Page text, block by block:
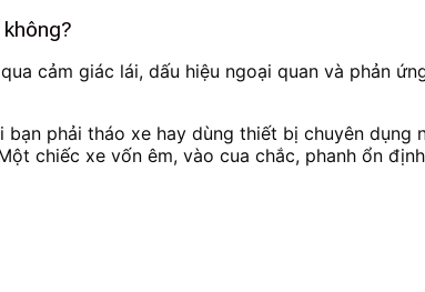
cảm giác lái, dấu hiệu ngoại quan và phản
phải tháo xe hay dùng thiết bị chuyên dụng
chiếc xe vốn êm, vào cua chắc, phanh ổn